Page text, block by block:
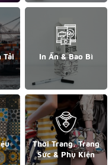
Tải In Ấn & Bao Bì
Thời Trang, Trang
Sức & Phụ Kiện